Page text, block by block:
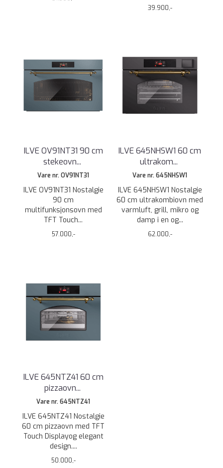
39.900,-
ILVE OV91NT31 90 cm
stekeovn...
Vare nr. OV91NT31
ILVE OV91NT31 Nostalgie
90 cm
multifunksjonsovn med
TFT Touch...
57.000,-
ILVE 645NHSW1 60 cm
ultrakom...
Vare nr. 645NHSW1
ILVE 645NHSW1 Nostalgie
60 cm ultrakombiovn med
varmluft, grill, mikro og
damp i en og...
62.000,-
ILVE 645NTZ41 60 cm
pizzaovn...
Vare nr. 645NTZ41
ILVE 645NTZ41 Nostalgie
60 cm pizzaovn med TFT
Touch Displayog elegant
design....
50.000,-